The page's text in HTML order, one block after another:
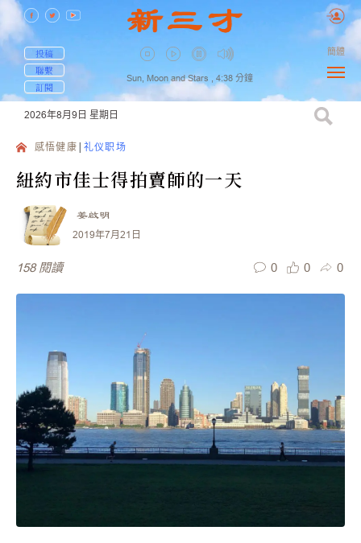
投稿
聯繫
訂閱
Sun, Moon and Stars , 4:38 分鐘
簡體
2026年8月9日 星期日
感悟健康 礼仪职场
紐約市佳士得拍賣師的一天
姜啟明
2019年7月21日
158 閱讀 0 0 0